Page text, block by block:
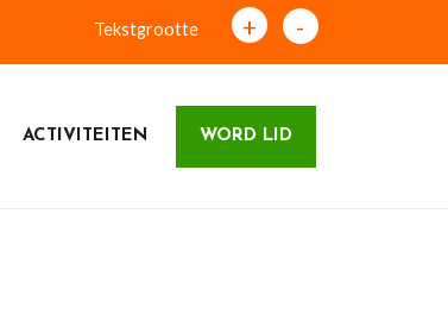
Tekstgrootte + -
ACTIVITEITEN WORD LID